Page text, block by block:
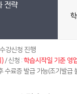
전략
강신청 진행
) / 신청 :학습시작일 기준 영
수료증 발급 가능(조기발급